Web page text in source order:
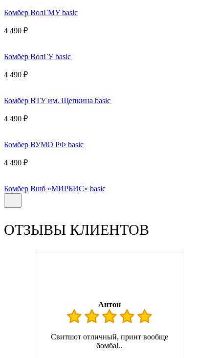
Бомбер ВолГМУ basic
4 490 ₽
Бомбер ВолГУ basic
4 490 ₽
Бомбер ВТУ им. Щепкина basic
4 490 ₽
Бомбер ВУМО РФ basic
4 490 ₽
Бомбер Вшб «МИРБИС» basic
ОТЗЫВЫ КЛИЕНТОВ
Антон
Свитшот отличный, принт вообще
бомба!..